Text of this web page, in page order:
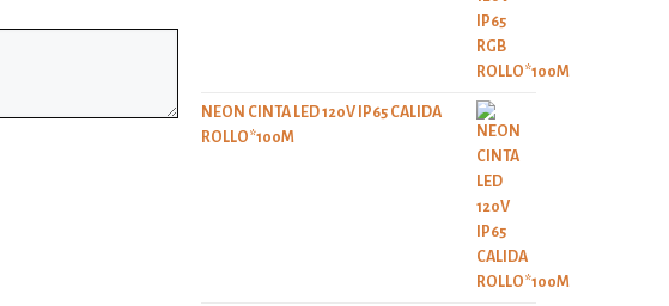
NEON CINTA LED 120V IP65 CALIDA
ROLLO*100M